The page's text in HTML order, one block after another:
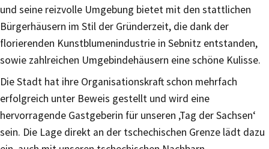
und seine reizvolle Umgebung bietet mit den stattlichen
Bürgerhäusern im Stil der Gründerzeit, die dank der
florierenden Kunstblumenindustrie in Sebnitz entstanden,
sowie zahlreichen Umgebindehäusern eine schöne Kulisse.
Die Stadt hat ihre Organisationskraft schon mehrfach
erfolgreich unter Beweis gestellt und wird eine
hervorragende Gastgeberin für unseren ‚Tag der Sachsen‘
sein. Die Lage direkt an der tschechischen Grenze lädt dazu